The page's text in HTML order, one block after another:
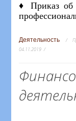
♦ Приказ об
Деятельность
04.11.2019